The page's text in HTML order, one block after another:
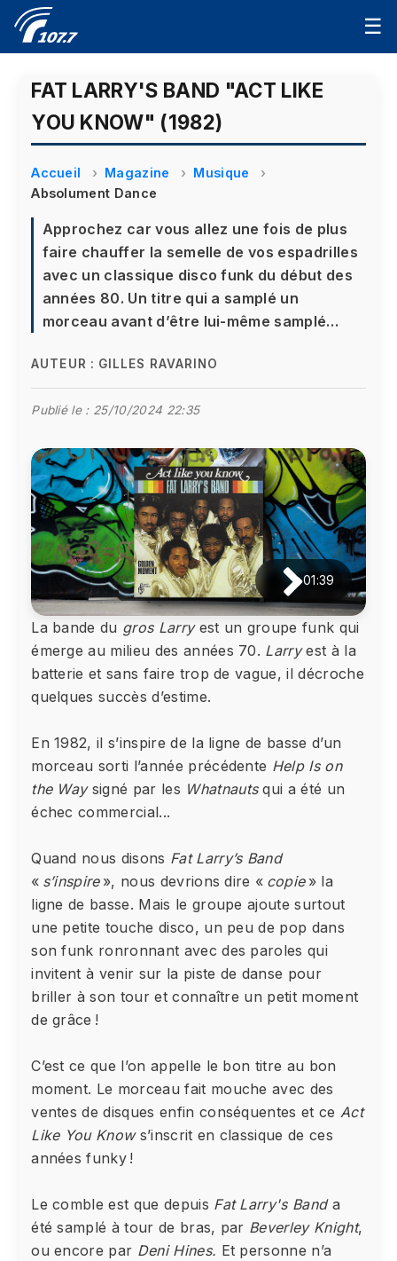
☰
FAT LARRY'S BAND "ACT LIKE
YOU KNOW" (1982)
Accueil Magazine
Musique
Absolument Dance
Approchez car vous allez une fois de plus
faire chauffer la semelle de vos espadrilles
avec un classique disco funk du début des
années 80. Un titre qui a samplé un
morceau avant d’être lui-même samplé…
AUTEUR : GILLES RAVARINO
Publié le : 25/10/2024 22:35
01:39
La bande du gros Larryest un groupe funk qui
émerge au milieu des années 70. Larryest à la
batterie et sans faire trop de vague, il décroche
quelques succès d’estime.
En 1982, il s’inspire de la ligne de basse d’un
morceau sorti l’année précédente Help Is on
the Waysigné par les Whatnautsqui a été un
échec commercial...
Quand nous disons Fat Larry’s Band
« s’inspire», nous devrions dire « copie» la
ligne de basse. Mais le groupe ajoute surtout
une petite touche disco, un peu de pop dans
son funk ronronnant avec des paroles qui
invitent à venir sur la piste de danse pour
briller à son tour et connaître un petit moment
de grâce !
C’est ce que l’on appelle le bon titre au bon
moment. Le morceau fait mouche avec des
ventes de disques enfin conséquentes et ce Act
Like You Knows’inscrit en classique de ces
années funky !
Le comble est que depuis Fat Larry's Banda
été samplé à tour de bras, par Beverley Knight,
ou encore par Deni Hines. Et personne n’a